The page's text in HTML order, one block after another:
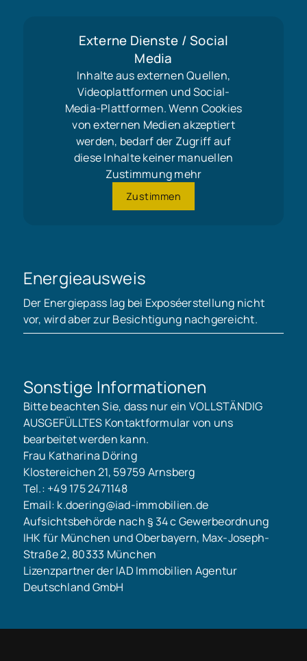
Externe Dienste / Social
Media
Inhalte aus externen Quellen,
Videoplattformen und Social-
Media-Plattformen. Wenn Cookies
von externen Medien akzeptiert
werden, bedarf der Zugriff auf
diese Inhalte keiner manuellen
Zustimmung mehr
Zustimmen
Energieausweis
Der Energiepass lag bei Exposéerstellung nicht
vor, wird aber zur Besichtigung nachgereicht.
Sonstige Informationen
Bitte beachten Sie, dass nur ein VOLLSTÄNDIG
AUSGEFÜLLTES Kontaktformular von uns
bearbeitet werden kann.
Frau Katharina Döring
Klostereichen 21, 59759 Arnsberg
Tel.: +49 175 2471148
Email: k.doering@iad-immobilien.de
Aufsichtsbehörde nach § 34 c Gewerbeordnung
IHK für München und Oberbayern, Max-Joseph-
Straße 2, 80333 München
Lizenzpartner der IAD Immobilien Agentur
Deutschland GmbH